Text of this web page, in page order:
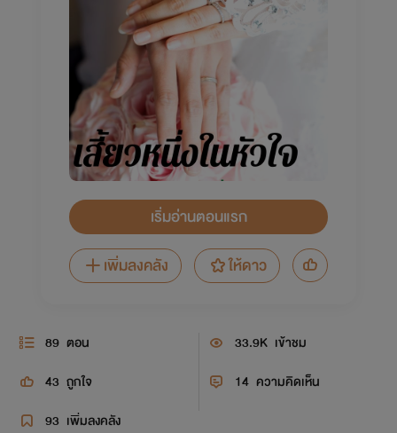
เริ่มอ่านตอนแรก
เพิ่มลงคลัง
ให้ดาว
89 ตอน 33.9K เข้าชม
43 ถูกใจ 14 ความคิดเห็น
93 เพิ่มลงคลัง